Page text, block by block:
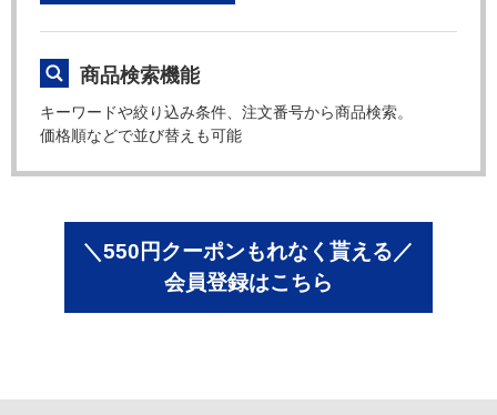
商品検索機能
キーワードや絞り込み条件、注文番号から商品検索。
価格順などで並び替えも可能
＼550円クーポンもれなく貰える／
会員登録はこちら